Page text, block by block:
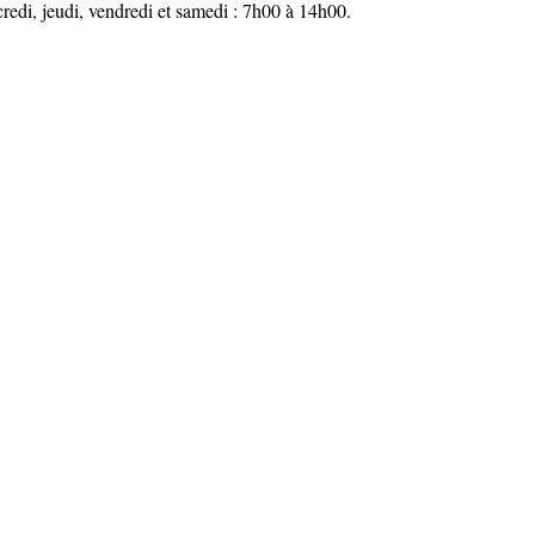
jeudi, vendredi et samedi : 7h00 à 14h00.